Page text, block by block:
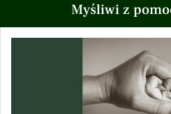
Myśliwi z